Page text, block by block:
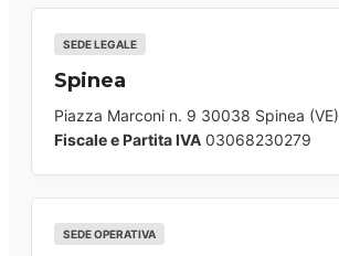
SEDE LEGALE
Spinea
Piazza Marconi n. 9 30038 Spinea (VE)
Fiscale e Partita IVA 03068230279
SEDE OPERATIVA